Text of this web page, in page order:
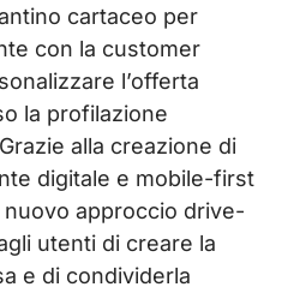
cartaceo per
con la customer
l’offerta
la profilazione
alla creazione di
digitale e mobile-first
approccio drive-
utenti di creare la
e di condividerla